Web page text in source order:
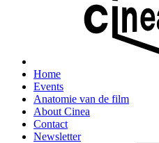
Home
Events
Anatomie van de film
About Cinea
Contact
Newsletter